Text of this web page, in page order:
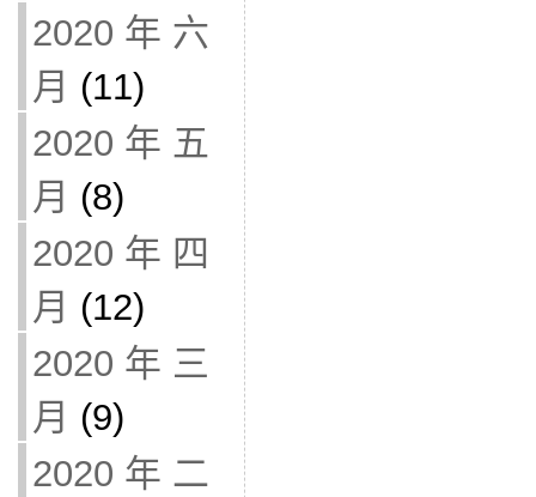
2020 年 六
月 (11)
2020 年 五
月 (8)
2020 年 四
月 (12)
2020 年 三
月 (9)
2020 年 二